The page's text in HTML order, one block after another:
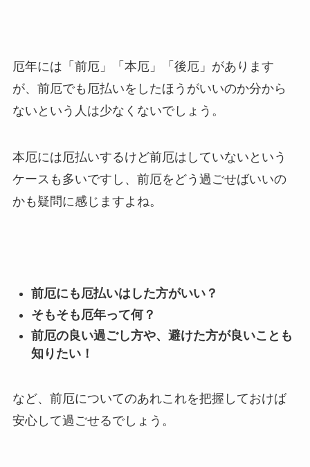
厄年には「前厄」「本厄」「後厄」があります
が、前厄でも厄払いをしたほうがいいのか分から
ないという人は少なくないでしょう。
本厄には厄払いするけど前厄はしていないという
ケースも多いですし、前厄をどう過ごせばいいの
かも疑問に感じますよね。
前厄にも厄払いはした方がいい？
そもそも厄年って何？
前厄の良い過ごし方や、避けた方が良いことも
知りたい！
など、前厄についてのあれこれを把握しておけば
安心して過ごせるでしょう。